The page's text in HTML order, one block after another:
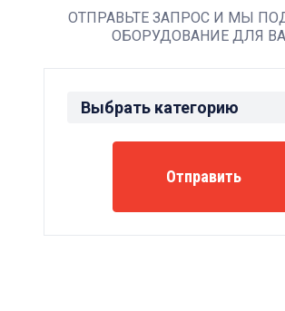
ОТПРАВЬТЕ ЗАПРОС И МЫ
ОБОРУДОВАНИЕ ДЛЯ
Выбрать категорию
Насос
Блок дозирования
Арматура
Отправить